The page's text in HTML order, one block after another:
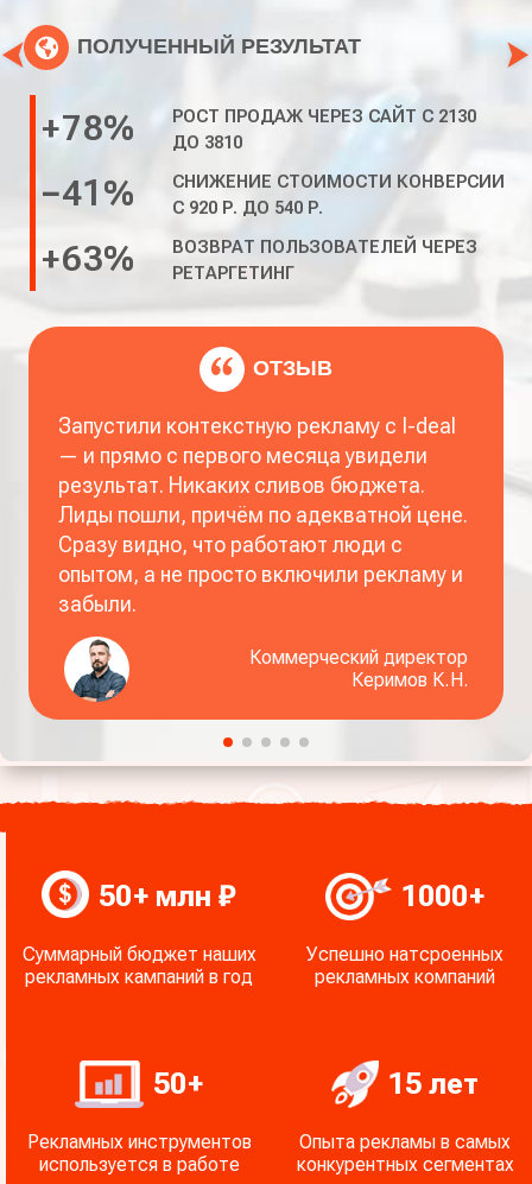
ПОЛУЧЕННЫЙ РЕЗУЛЬТАТ
+78%
рост продаж через сайт с 2130
до 3810
−41%
Снижение стоимости конверсии
с 920 р. до 540 р.
+63%
возврат пользователей через
ретаргетинг
ОТЗЫВ
Запустили контекстную рекламу с I-deal
— и прямо с первого месяца увидели
результат. Никаких сливов бюджета.
Лиды пошли, причём по адекватной цене.
Сразу видно, что работают люди с
опытом, а не просто включили рекламу и
забыли.
Коммерческий директор
Керимов К. Н.
50 + млн ₽
Суммарный бюджет наших
рекламных кампаний в год
1000 +
Успешно натсроенных
рекламных компаний
50 +
Рекламных инструментов
используется в работе
15 лет
Опыта рекламы в самых
конкурентных сегментах